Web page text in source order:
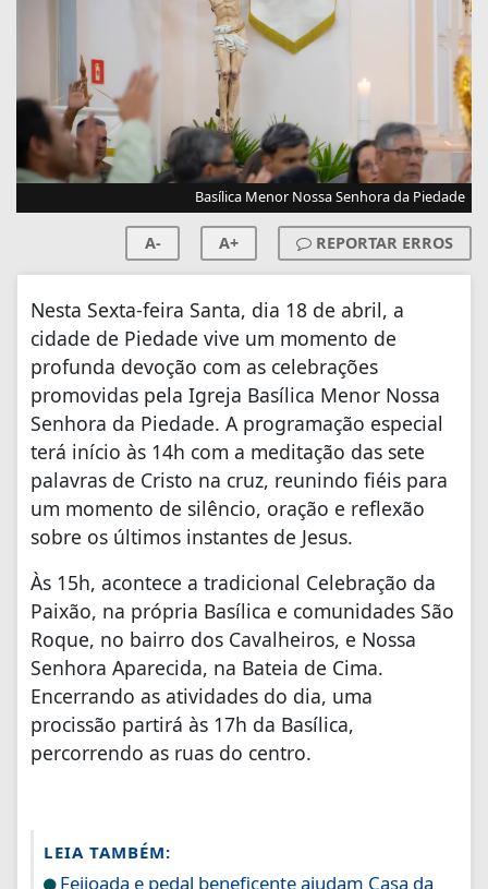
Basílica Menor Nossa Senhora da Piedade
A- A+ REPORTAR ERROS
Nesta Sexta-feira Santa, dia 18 de abril, a
cidade de Piedade vive um momento de
profunda devoção com as celebrações
promovidas pela Igreja Basílica Menor Nossa
Senhora da Piedade. A programação especial
terá início às 14h com a meditação das sete
palavras de Cristo na cruz, reunindo fiéis para
um momento de silêncio, oração e reflexão
sobre os últimos instantes de Jesus.
Às 15h, acontece a tradicional Celebração da
Paixão, na própria Basílica e comunidades São
Roque, no bairro dos Cavalheiros, e Nossa
Senhora Aparecida, na Bateia de Cima.
Encerrando as atividades do dia, uma
procissão partirá às 17h da Basílica,
percorrendo as ruas do centro.
LEIA TAMBÉM:
Feijoada e pedal beneficente ajudam Casa da